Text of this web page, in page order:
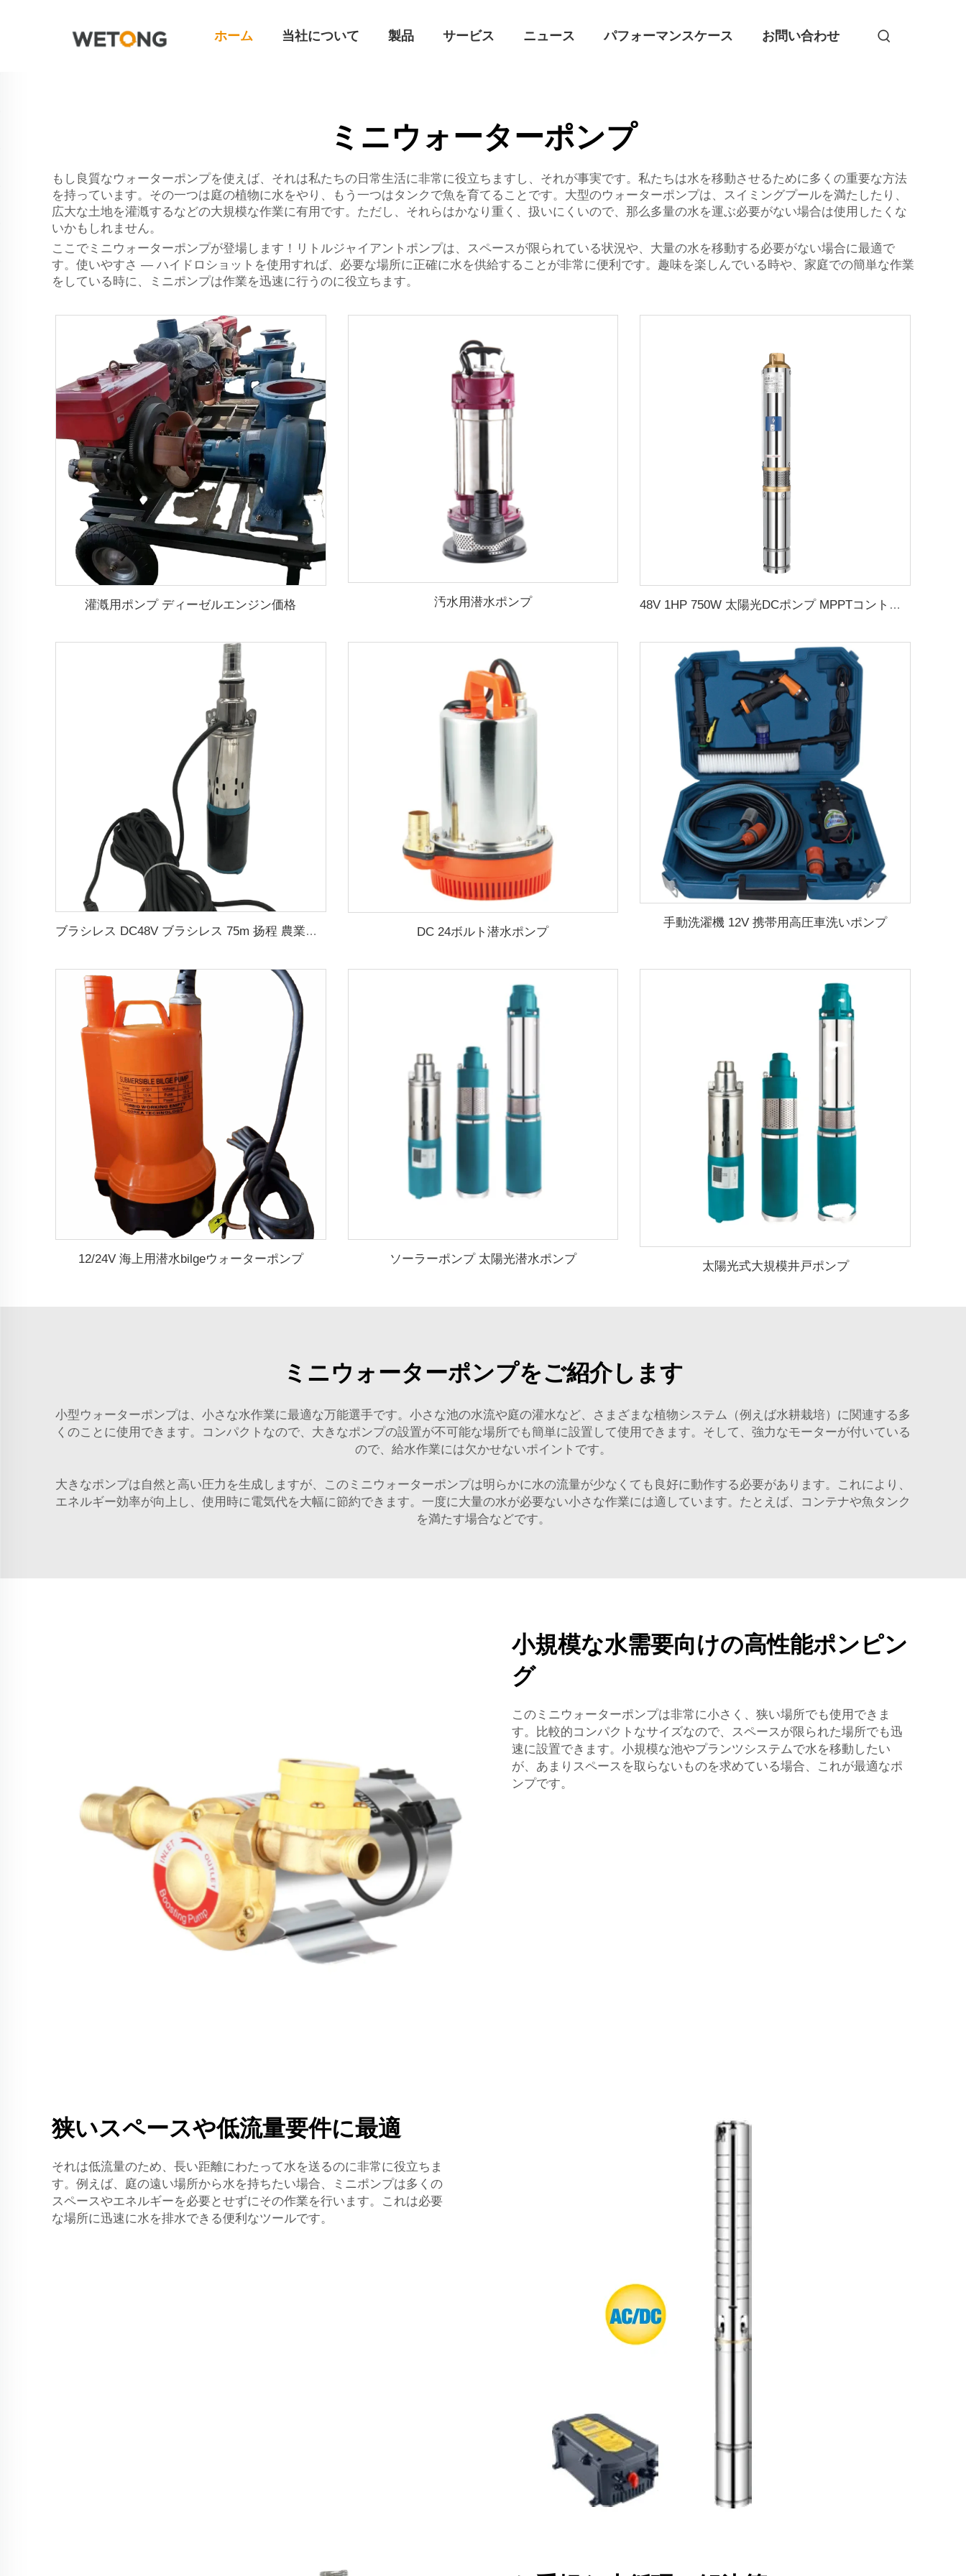
ホーム 当社について 製品 サービス ニュース パフォーマンスケース お問い合わせ
ミニウォーターポンプ
もし良質なウォーターポンプを使えば、それは私たちの日常生活に非常に役立ちますし、それが事実です。私たちは水を移動させるために多くの重要な方法
を持っています。その一つは庭の植物に水をやり、もう一つはタンクで魚を育てることです。大型のウォーターポンプは、スイミングプールを満たしたり、
広大な土地を灌漑するなどの大規模な作業に有用です。ただし、それらはかなり重く、扱いにくいので、那么多量の水を運ぶ必要がない場合は使用したくな
いかもしれません。
ここでミニウォーターポンプが登場します！リトルジャイアントポンプは、スペースが限られている状況や、大量の水を移動する必要がない場合に最適で
す。使いやすさ — ハイドロショットを使用すれば、必要な場所に正確に水を供給することが非常に便利です。趣味を楽しんでいる時や、家庭での簡単な作業
をしている時に、ミニポンプは作業を迅速に行うのに役立ちます。
灌漑用ポンプ ディーゼルエンジン価格 汚水用潜水ポンプ 48V 1HP 750W 太陽光DCポンプ MPPTコントローラ付き 農業灌漑用 太陽光ポンプ 水用
ブラシレス DC48V ブラシレス 75m 扬程 農業灌漑用潜水ソーラースクリューポンプ DC 24ボルト潜水ポンプ
手動洗濯機 12V 携帯用高圧車洗いポンプ
12/24V 海上用潜水bilgeウォーターポンプ ソーラーポンプ 太陽光潜水ポンプ
太陽光式大規模井戸ポンプ
ミニウォーターポンプをご紹介します
小型ウォーターポンプは、小さな水作業に最適な万能選手です。小さな池の水流や庭の灌水など、さまざまな植物システム（例えば水耕栽培）に関連する多
くのことに使用できます。コンパクトなので、大きなポンプの設置が不可能な場所でも簡単に設置して使用できます。そして、強力なモーターが付いている
ので、給水作業には欠かせないポイントです。
大きなポンプは自然と高い圧力を生成しますが、このミニウォーターポンプは明らかに水の流量が少なくても良好に動作する必要があります。これにより、
エネルギー効率が向上し、使用時に電気代を大幅に節約できます。一度に大量の水が必要ない小さな作業には適しています。たとえば、コンテナや魚タンク
を満たす場合などです。
小規模な水需要向けの高性能ポンピン
グ
このミニウォーターポンプは非常に小さく、狭い場所でも使用できま
す。比較的コンパクトなサイズなので、スペースが限られた場所でも迅
速に設置できます。小規模な池やプランツシステムで水を移動したい
が、あまりスペースを取らないものを求めている場合、これが最適なポ
ンプです。
狭いスペースや低流量要件に最適
それは低流量のため、長い距離にわたって水を送るのに非常に役立ちま
す。例えば、庭の遠い場所から水を持ちたい場合、ミニポンプは多くの
スペースやエネルギーを必要とせずにその作業を行います。これは必要
な場所に迅速に水を排水できる便利なツールです。